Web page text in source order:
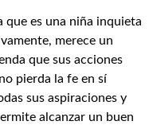
que es una niña inquieta
merece un
que sus acciones
pierda la fe en sí
sus aspiraciones y
alcanzar un buen